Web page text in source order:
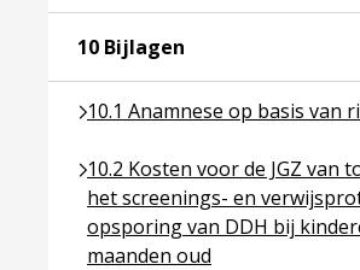
10 Bijlagen Ga naar pagina
10.1 Anamnese op basis van
Ga naar pagina over 10.1
10.2 Kosten voor de JGZ van
het screenings- en
opsporing van DDH bij
maanden oud
Ga naar pagina over 10.2